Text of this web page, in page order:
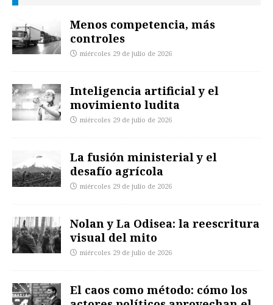
Menos competencia, más
controles
miércoles 29 de julio de 2026
Inteligencia artificial y el
movimiento ludita
miércoles 29 de julio de 2026
La fusión ministerial y el
desafío agrícola
miércoles 29 de julio de 2026
Nolan y La Odisea: la reescritura
visual del mito
miércoles 29 de julio de 2026
El caos como método: cómo los